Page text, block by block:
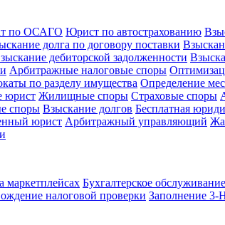
по ОСАГО Юрист по автострахованию
долга по договору поставки
дебиторской задолженности
Арбитражные налоговые споры
по разделу имущества Определение
юрист Жилищные споры Страховые споры
споры Взыскание долгов Бесплатная
юрист Арбитражный управляющий
маркетплейсах Бухгалтерское обслуживание
налоговой проверки Заполнение